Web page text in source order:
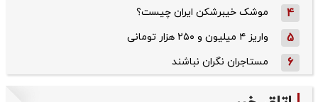
4 موشک خیبرشکن ایران چیست؟
5 واریز ۴ میلیون و ۲۵۰ هزار تومانی
6 مستاجران نگران نباشند